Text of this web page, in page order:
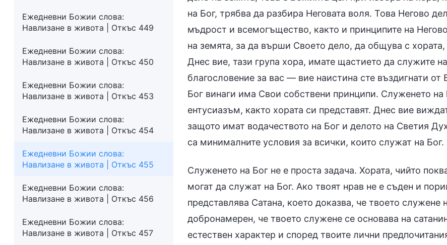
Ежедневни Божии слова:
Навлизане в живота | Откъс 449
Ежедневни Божии слова:
Навлизане в живота | Откъс 450
Ежедневни Божии слова:
Навлизане в живота | Откъс 453
Ежедневни Божии слова:
Навлизане в живота | Откъс 454
Ежедневни Божии слова:
Навлизане в живота | Откъс 455
Ежедневни Божии слова:
Навлизане в живота | Откъс 456
Ежедневни Божии слова:
Навлизане в живота | Откъс 457
на Бог, трябва да разбира Неговата воля. Това Негово
мъдрост и всемогъщество, както и принципите на
на земята, за да върши Своето дело, да общува с
Днес вие, тази група хора, имате щастието да служите
благословение за вас — вие наистина сте въздигнати
Бог винаги има Свои собствени принципи. Служенето
ентусиазъм, както хората си представят. Днес вие
защото имат водачеството на Бог и делото на Светия
са минималните условия за всички, които служат на Бог.
Служенето на Бог не е проста задача. Хората, чийто
могат да служат на Бог. Ако твоят нрав не е съден и
представлява Сатана, което доказва, че твоето
добронамерен, че твоето служене се основава на
естествен характер и според твоите лични